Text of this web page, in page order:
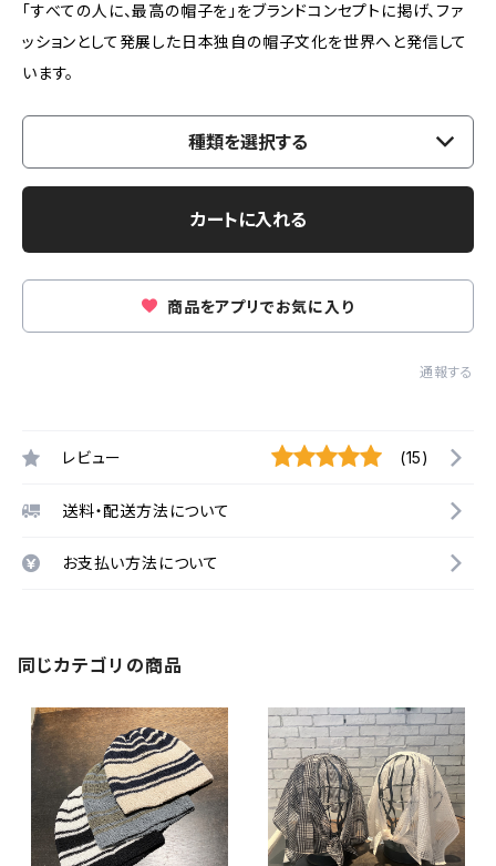
「すべての人に、最高の帽子を」をブランドコンセプトに掲げ、ファ
ッションとして発展した日本独自の帽子文化を世界へと発信して
います。
種類を選択する
カートに入れる
商品をアプリでお気に入り
通報する
レビュー (15)
送料・配送方法について
お支払い方法について
同じカテゴリの商品